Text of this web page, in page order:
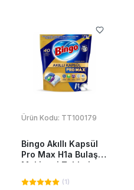
Ürün Kodu: TT100179
Bingo Akıllı Kapsül
Pro Max H1a Bulaşık
Makinesi Tableti
40'Lı
(1)